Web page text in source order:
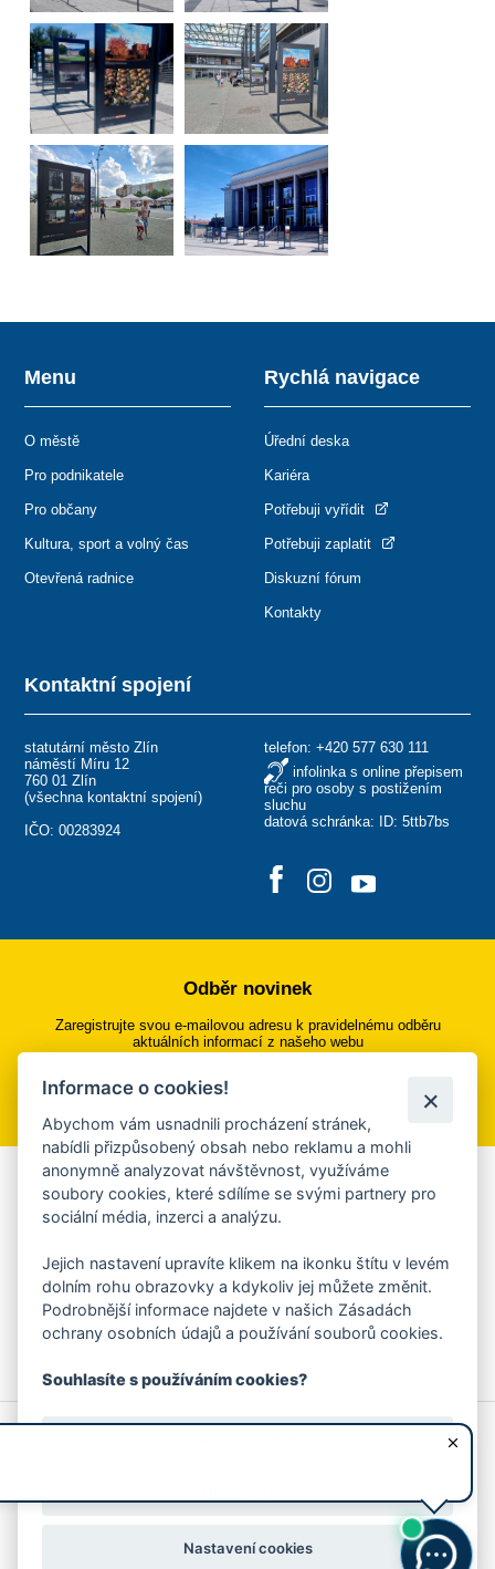
Kontaktní spojení
statutární město Zlín
náměstí Míru 12
760 01 Zlín
(všechna kontaktní spojení)
IČO: 00283924
telefon: +420 577 630 111
infolinka s online přepisem
řeči pro osoby s postižením
sluchu
datová schránka: ID: 5ttb7bs
Menu
O městě
Pro podnikatele
Pro občany
Kultura, sport a volný čas
Otevřená radnice
Rychlá navigace
Úřední deska
Kariéra
Potřebuji vyřídit
Potřebuji zaplatit
Diskuzní fórum
Kontakty
Odběr novinek
Zaregistrujte svou e-mailovou adresu k pravidelnému odběru
aktuálních informací z našeho webu
Přihlásit se k odběru
Aplikace Mobilní rozhlas
Chcete dostávat do svého mobilu či mailu upozornění na
ankety, pozvánky na kulturní a sportovní akce?
Více informací o aplikaci
© 2026 Magistrát města Zlína
Prohlášení o používání cookies
Informace o cookies!
Abychom vám usnadnili procházení stránek,
nabídli přizpůsobený obsah nebo reklamu a mohli
anonymně analyzovat návštěvnost, využíváme
soubory cookies, které sdílíme se svými partnery pro
sociální média, inzerci a analýzu.
Jejich nastavení upravíte klikem na ikonku štítu v levém
dolním rohu obrazovky a kdykoliv jej můžete změnit.
Podrobnější informace najdete v našich Zásadách
ochrany osobních údajů a používání souborů cookies.
Souhlasíte s používáním cookies?
Nastavení cookies